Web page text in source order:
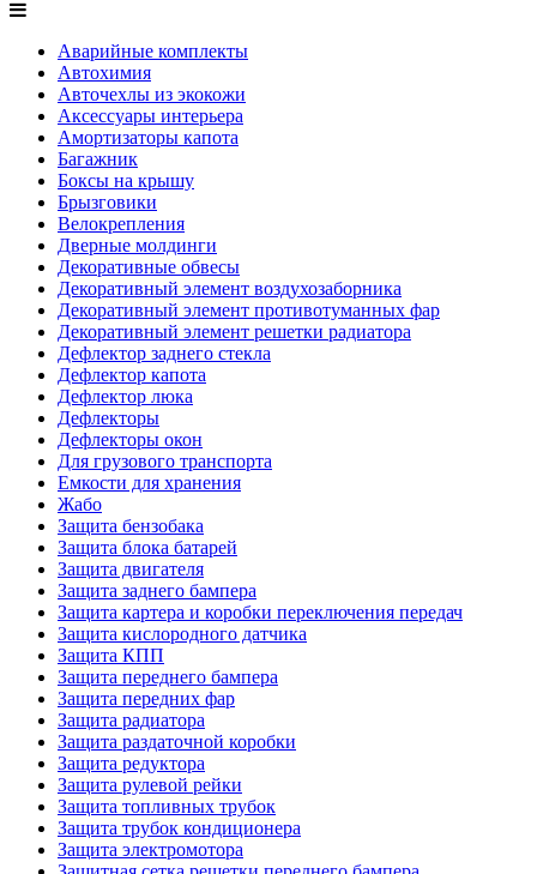
Аварийные комплекты
Автохимия
Авточехлы из экокожи
Аксессуары интерьера
Амортизаторы капота
Багажник
Боксы на крышу
Брызговики
Велокрепления
Дверные молдинги
Декоративные обвесы
Декоративный элемент воздухозаборника
Декоративный элемент противотуманных фар
Декоративный элемент решетки радиатора
Дефлектор заднего стекла
Дефлектор капота
Дефлектор люка
Дефлекторы
Дефлекторы окон
Для грузового транспорта
Емкости для хранения
Жабо
Защита бензобака
Защита блока батарей
Защита двигателя
Защита заднего бампера
Защита картера и коробки переключения передач
Защита кислородного датчика
Защита КПП
Защита переднего бампера
Защита передних фар
Защита радиатора
Защита раздаточной коробки
Защита редуктора
Защита рулевой рейки
Защита топливных трубок
Защита трубок кондиционера
Защита электромотора